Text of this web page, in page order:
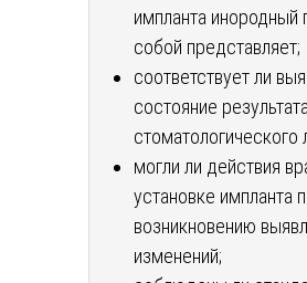
импланта инородный
собой представляет;
соответствует ли
состояние
стоматологического
могли ли действия
установке импланта
возникновению
изменений;